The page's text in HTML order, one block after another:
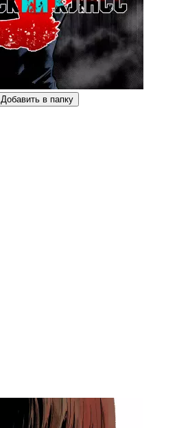
Добавить в папку